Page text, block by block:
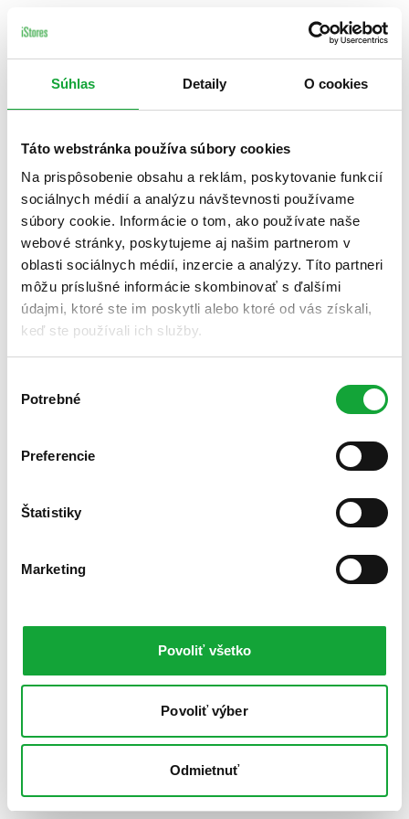
Súhlas Detaily O cookies
Táto webstránka používa súbory cookies
Na prispôsobenie obsahu a reklám, poskytovanie funkcií
sociálnych médií a analýzu návštevnosti používame
súbory cookie. Informácie o tom, ako používate naše
webové stránky, poskytujeme aj našim partnerom v
oblasti sociálnych médií, inzercie a analýzy. Títo partneri
môžu príslušné informácie skombinovať s ďalšími
údajmi, ktoré ste im poskytli alebo ktoré od vás získali,
keď ste používali ich služby.
súhlasu
Potrebné
Preferencie
Štatistiky
Marketing
Povoliť všetko
Povoliť výber
Odmietnuť